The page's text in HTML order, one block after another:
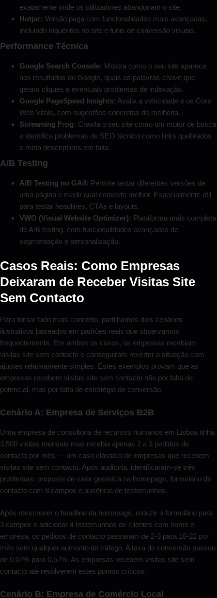
exatamente onde os utilizadores abandonam o site.
Hotjar: Versão paga com funcionalidades mais avançadas,
incluindo inquéritos no site e funis de conversão visuais.
Performance Técnica
Google Search Console: Mostra como o seu site aparece
nos resultados do Google, quais as palavras-chave que
geram cliques e eventuais problemas de indexação.
Google PageSpeed Insights: Avalia a velocidade e os Core
Web Vitals, com sugestões concretas de melhoria.
Screaming Frog: Crawla o seu site como um motor de busca
e identifica problemas de SEO técnico como links quebrados
e meta descriptions em falta.
A/B Testing
A/B Testing no GA4: Permite testar diferentes versões de
uma página e medir qual converte melhor. Especialmente útil
para testar headlines, CTAs e layouts.
VWO (Visual Website Optimizer): Plataforma mais completa
de A/B testing, com funcionalidades avançadas de
segmentação e personalização.
Casos Reais: Como Empresas
Deixaram de Receber Visitas Site
Sem Contacto
Para tornar tudo mais concreto, partilhamos dois cenários
ilustrativos baseados em padrões reais que observamos
frequentemente. Em ambos os casos, as empresas recebiam
visitas site sem contacto e conseguiram reverter a situação com
ajustes relativamente simples. Estes exemplos provam que as
empresas recebem visitas site sem contacto não por falta de
potencial, mas por falta de estratégia de conversão.
Cenário A: Empresa de Serviços B2B
Uma empresa de consultoria de recursos humanos em Lisboa tinha
3.500 visitas mensais mas recebia apenas 2 a 3 pedidos de
contacto por mês — um caso clássico de empresas que recebem
visitas site sem contacto. Após auditoria, identificaram-se três
problemas: proposta de valor genérica na homepage, formulário de
contacto com 8 campos e ausência de testemunhos.
Após reescrever o headline da homepage, reduzir o formulário para
3 campos e adicionar 4 testemunhos de clientes com nome e
empresa, os pedidos de contacto passaram de 2-3 para 18-22 por
mês sem qualquer aumento de tráfego. A taxa de conversão passou
de 0,07% para 0,57%. As empresas recebem visitas site sem
contacto até resolverem estes pontos críticos.
Cenário B: Empresa de Comércio Local